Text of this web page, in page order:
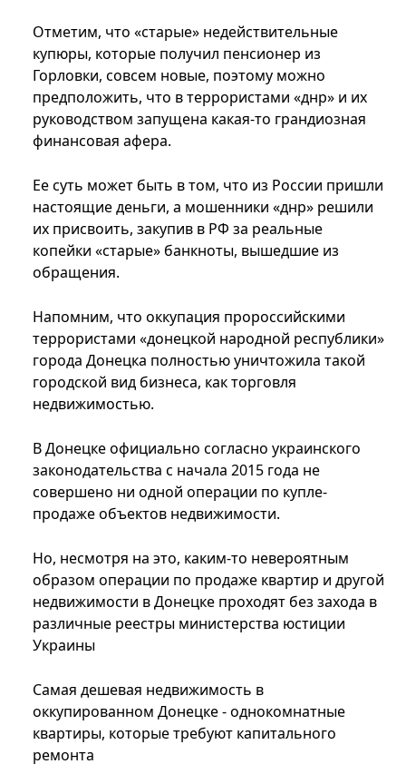
Отметим, что «старые» недействительные
купюры, которые получил пенсионер из
Горловки, совсем новые, поэтому можно
предположить, что в террористами «днр» и их
руководством запущена какая-то грандиозная
финансовая афера.
Ее суть может быть в том, что из России пришли
настоящие деньги, а мошенники «днр» решили
их присвоить, закупив в РФ за реальные
копейки «старые» банкноты, вышедшие из
обращения.
Напомним, что оккупация пророссийскими
террористами «донецкой народной республики»
города Донецка полностью уничтожила такой
городской вид бизнеса, как торговля
недвижимостью.
В Донецке официально согласно украинского
законодательства с начала 2015 года не
совершено ни одной операции по купле-
продаже объектов недвижимости.
Но, несмотря на это, каким-то невероятным
образом операции по продаже квартир и другой
недвижимости в Донецке проходят без захода в
различные реестры министерства юстиции
Украины
Самая дешевая недвижимость в
оккупированном Донецке - однокомнатные
квартиры, которые требуют капитального
ремонта